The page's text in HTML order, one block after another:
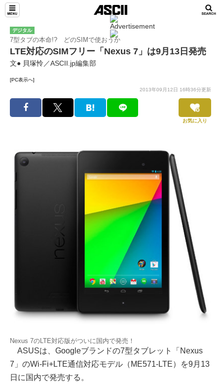
デジタル
7型タブの本命!? どのSIMで使おうか
LTE対応のSIMフリー「Nexus 7」は9月13日発売
文● 貝塚怜／ASCII.jp編集部
[PC表示へ]
2013年09月12日 16時36分更新
お気に入り
Nexus 7のLTE対応版がついに国内で発売！
ASUSは、Googleブランドの7型タブレット「Nexus
7」のWi-Fi+LTE通信対応モデル（ME571-LTE）を9月13
日に国内で発売する。